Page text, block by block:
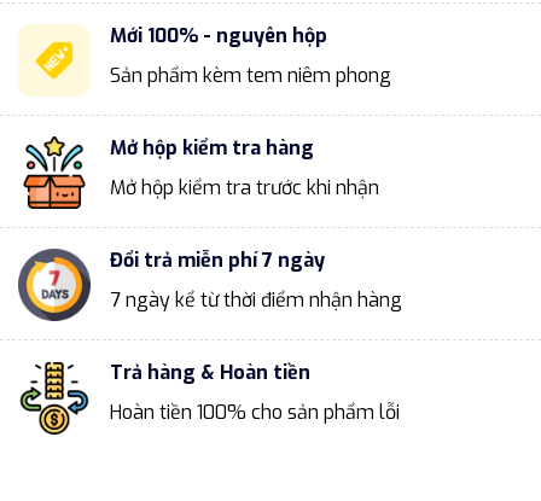
Mới 100% - nguyên hộp
Sản phẩm kèm tem niêm phong
Mở hộp kiểm tra hàng
Mở hộp kiểm tra trước khi nhận
Đổi trả miễn phí 7 ngày
7 ngày kể từ thời điểm nhận hàng
Trả hàng & Hoàn tiền
Hoàn tiền 100% cho sản phẩm lỗi